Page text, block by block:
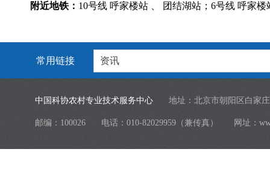
附近地铁： 10号线 呼家楼站 、 团结湖站；6号线 呼家楼
常用链接 资讯
中国科协农村专业技术服务中心 地址：北京市朝阳区白家
邮编：100026 电话：010-82029959（兼传真） 网址：